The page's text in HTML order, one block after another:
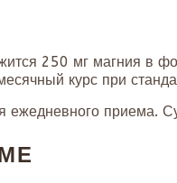
250 мг магния в
курс при
приема.